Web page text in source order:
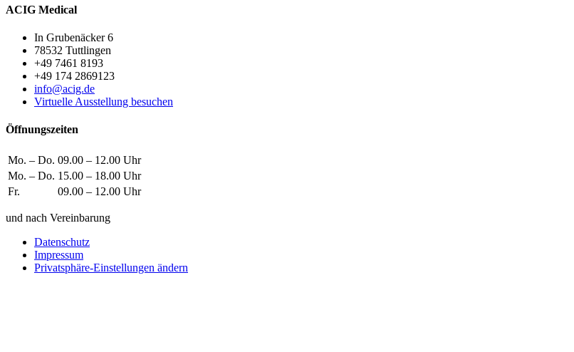
ACIG Medical
In Grubenäcker 6
78532 Tuttlingen
+49 7461 8193
+49 174 2869123
info@acig.de
Virtuelle Ausstellung besuchen
Öffnungszeiten
Mo. – Do. 09.00 – 12.00 Uhr
Mo. – Do. 15.00 – 18.00 Uhr
Fr.
09.00 – 12.00 Uhr
und nach Vereinbarung
Datenschutz
Impressum
Privatsphäre-Einstellungen ändern